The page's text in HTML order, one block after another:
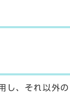
、それ以外の